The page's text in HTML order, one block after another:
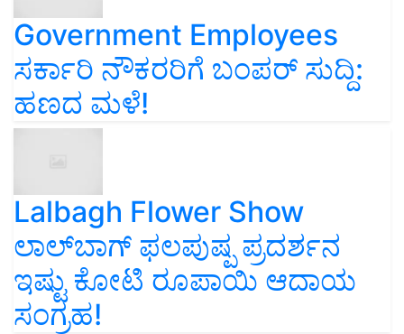
Government Employees
ಸರ್ಕಾರಿ ನೌಕರರಿಗೆ ಬಂಪರ್‌ ಸುದ್ದಿ:
ಹಣದ ಮಳೆ!
Lalbagh Flower Show
ಲಾಲ್‌ಬಾಗ್ ಫಲಪುಷ್ಪ ಪ್ರದರ್ಶನ
ಇಷ್ಟು ಕೋಟಿ ರೂಪಾಯಿ ಆದಾಯ
ಸಂಗ್ರಹ!